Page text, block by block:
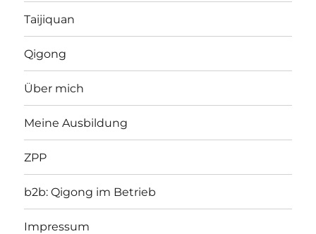
Taijiquan
Qigong
Über mich
Meine Ausbildung
ZPP
b2b: Qigong im Betrieb
Impressum